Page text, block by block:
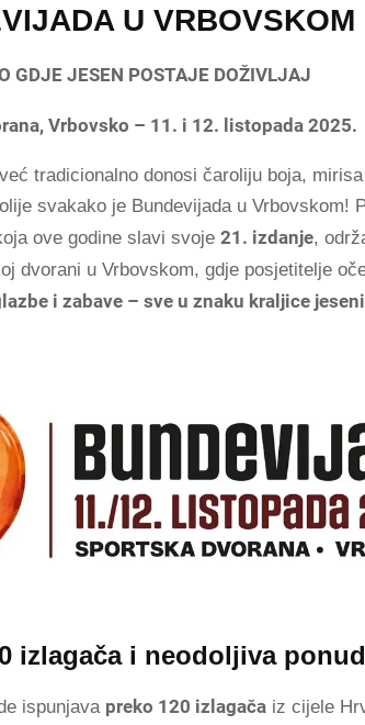
U VRBOVSKOM
GDJE JESEN POSTAJE DOŽIVLJAJ
Vrbovsko – 11. i 12. listopada 2025.
tradicionalno donosi čaroliju boja,
svakako je Bundevijada u Vrbovskom!
ove godine slavi svoje 21. izdanje,
dvorani u Vrbovskom, gdje posjetitelje
i zabave – sve u znaku kraljice
izlagača i neodoljiva
ispunjava preko 120 izlagačaiz cijele